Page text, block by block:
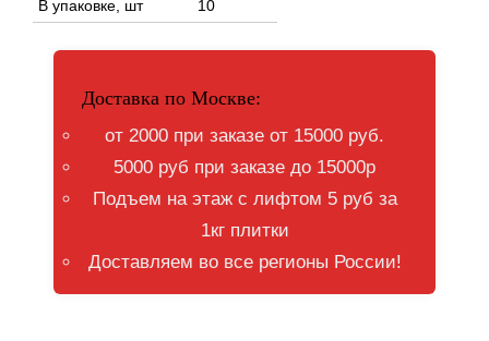
В упаковке, шт
10
Доставка по Москве:
от 2000 при заказе от 15000 руб.
5000 руб при заказе до 15000р
Подъем на этаж с лифтом 5 руб за
1кг плитки
Доставляем во все регионы России!